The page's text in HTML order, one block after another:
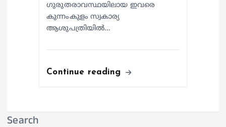
ഗുരുതരാവസ്ഥയിലായ ഇവരെ
കുന്നംകുളം സ്വകാര്യ
ആശുപത്രിയില്‍…
Continue reading
Search